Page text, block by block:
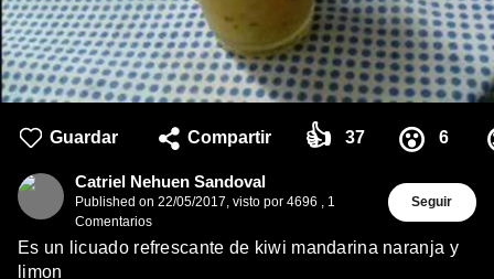
Guardar Compartir 👍 37 😮 6
Catriel Nehuen Sandoval
Published on 22/05/2017, visto por 4696 , 1
Comentarios
Seguir
Es un licuado refrescante de kiwi mandarina naranja y
limon